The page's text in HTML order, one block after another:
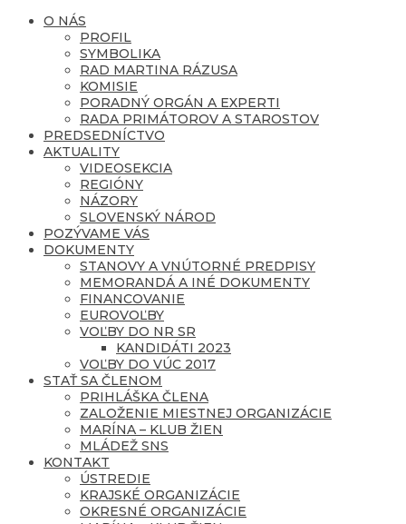
O NÁS
PROFIL
SYMBOLIKA
RAD MARTINA RÁZUSA
KOMISIE
PORADNÝ ORGÁN A EXPERTI
RADA PRIMÁTOROV A STAROSTOV
PREDSEDNÍCTVO
AKTUALITY
VIDEOSEKCIA
REGIÓNY
NÁZORY
SLOVENSKÝ NÁROD
POZÝVAME VÁS
DOKUMENTY
STANOVY A VNÚTORNÉ PREDPISY
MEMORANDÁ A INÉ DOKUMENTY
FINANCOVANIE
EUROVOĽBY
VOĽBY DO NR SR
KANDIDÁTI 2023
VOĽBY DO VÚC 2017
STAŤ SA ČLENOM
PRIHLÁŠKA ČLENA
ZALOŽENIE MIESTNEJ ORGANIZÁCIE
MARÍNA – KLUB ŽIEN
MLÁDEŽ SNS
KONTAKT
ÚSTREDIE
KRAJSKÉ ORGANIZÁCIE
OKRESNÉ ORGANIZÁCIE